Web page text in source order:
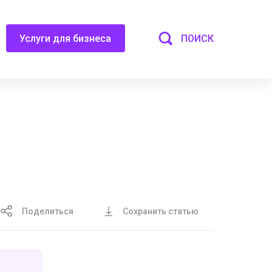
Услуги для бизнеса ПОИСК
Поделиться Сохранить статью